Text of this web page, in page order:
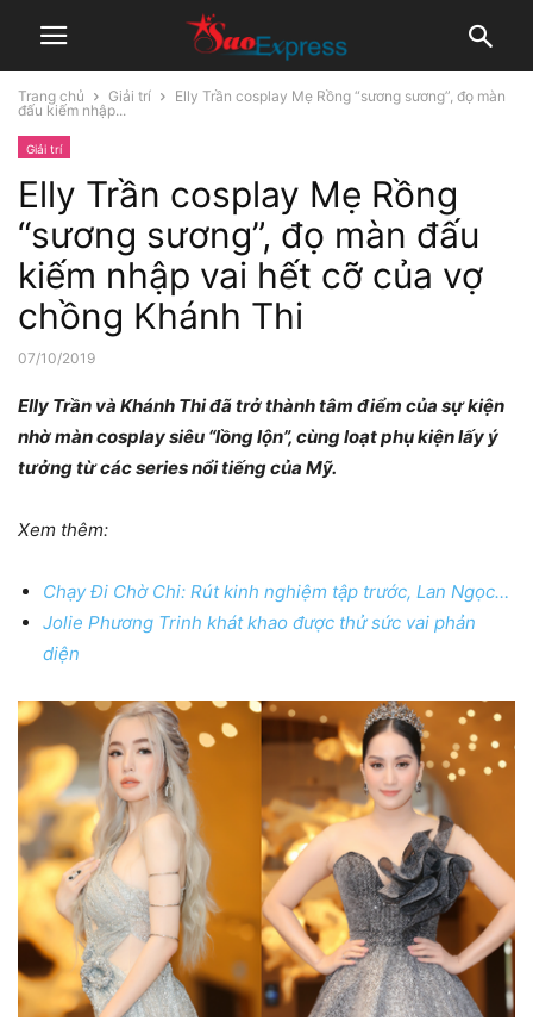
Trang chủ Giải trí
Elly Trần cosplay Mẹ Rồng “sương sương”, đọ màn
đấu kiếm nhập...
Giải trí
Elly Trần cosplay Mẹ Rồng
“sương sương”, đọ màn đấu
kiếm nhập vai hết cỡ của vợ
chồng Khánh Thi
07/10/2019
Elly Trần và Khánh Thi đã trở thành tâm điểm của sự kiện
nhờ màn cosplay siêu “lồng lộn”, cùng loạt phụ kiện lấy ý
tưởng từ các series nổi tiếng của Mỹ.
Xem thêm:
Chạy Đi Chờ Chi: Rút kinh nghiệm tập trước, Lan Ngọc…
Jolie Phương Trinh khát khao được thử sức vai phản
diện